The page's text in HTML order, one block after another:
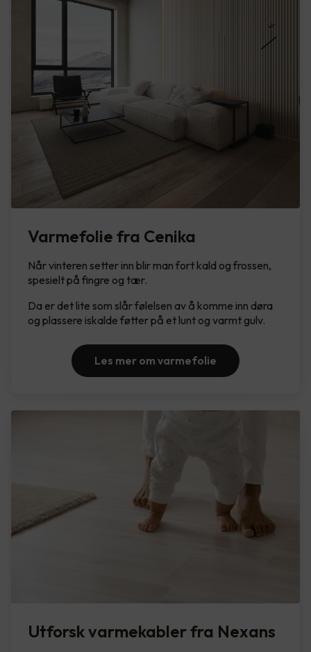
Varmefolie fra Cenika
Når vinteren setter inn blir man fort kald og frossen,
spesielt på fingre og tær.
Da er det lite som slår følelsen av å komme inn døra
og plassere iskalde føtter på et lunt og varmt gulv.
Les mer om varmefolie
Utforsk varmekabler fra Nexans